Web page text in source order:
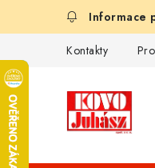
Kontakty